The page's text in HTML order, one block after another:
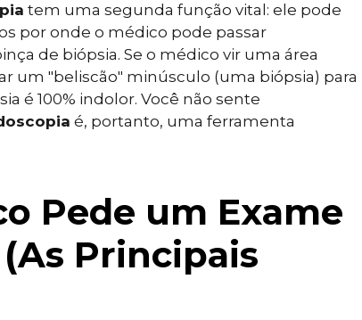
tem uma segunda função vital: ele pode
por onde o médico pode passar
de biópsia. Se o médico vir uma área
um "beliscão" minúsculo (uma biópsia) para
é 100% indolor. Você não sente
é, portanto, uma ferramenta
Pede um Exame
Principais